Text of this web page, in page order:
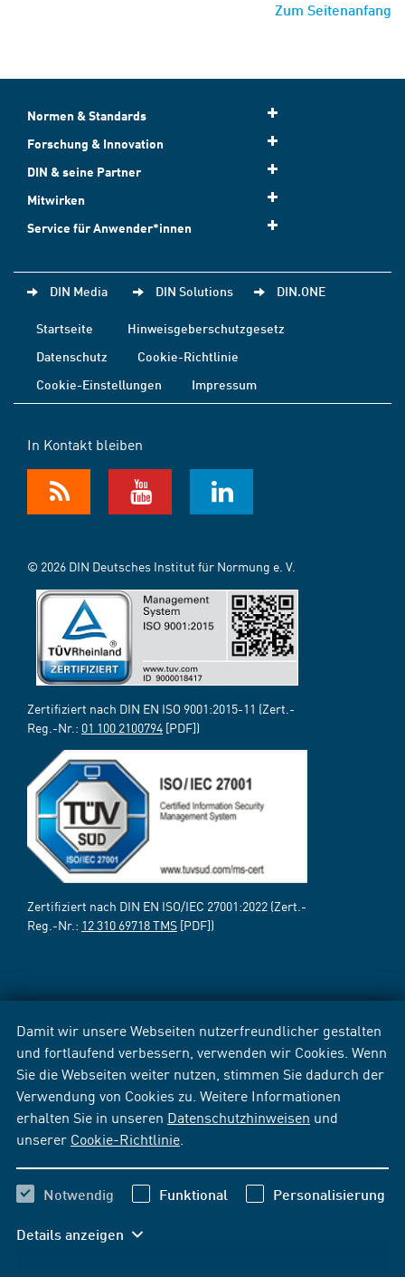
Damit wir unsere Webseiten nutzerfreundlicher gestalten
und fortlaufend verbessern, verwenden wir Cookies. Wenn
Sie die Webseiten weiter nutzen, stimmen Sie dadurch der
Verwendung von Cookies zu. Weitere Informationen
erhalten Sie in unseren Datenschutzhinweisen und
unserer Cookie-Richtlinie
Notwendig Funktional Personalisierung
Details anzeigen
Zum Seitenanfang
Normen & Standards
Forschung & Innovation
DIN & seine Partner
Mitwirken
Service für Anwender*innen
DIN Media DIN Solutions DIN.ONE
Startseite
Hinweisgeberschutzgesetz
Datenschutz
Cookie-Richtlinie
Cookie-Einstellungen
Impressum
In Kontakt bleiben
© 2026 DIN Deutsches Institut für Normung e. V.
Zertifiziert nach DIN EN ISO 9001:2015-11 (Zert.-
Reg.-Nr.: 01 100 2100794 [PDF])
Zertifiziert nach DIN EN ISO/IEC 27001:2022 (Zert.-
Reg.-Nr.: 12 310 69718 TMS [PDF])